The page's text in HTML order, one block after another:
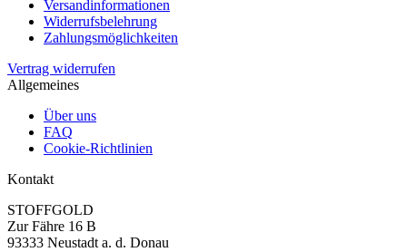
Versandinformationen
Widerrufsbelehrung
Zahlungsmöglichkeiten
Vertrag widerrufen
Allgemeines
Über uns
FAQ
Cookie-Richtlinien
Kontakt
STOFFGOLD
Zur Fähre 16 B
93333 Neustadt a. d. Donau